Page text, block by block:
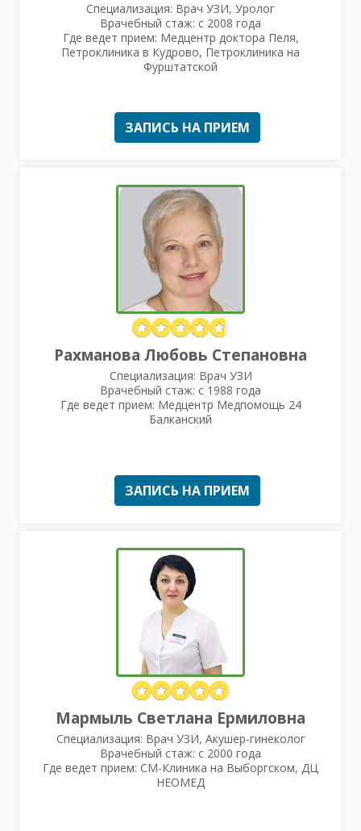
Специализация: Врач УЗИ, Уролог
Врачебный стаж: с 2008 года
Где ведет прием: Медцентр доктора Пеля,
Петроклиника в Кудрово, Петроклиника на
Фурштатской
ЗАПИСЬ НА ПРИЕМ
Рахманова Любовь Степановна
Специализация: Врач УЗИ
Врачебный стаж: с 1988 года
Где ведет прием: Медцентр Медпомощь 24
Балканский
ЗАПИСЬ НА ПРИЕМ
Мармыль Светлана Ермиловна
Специализация: Врач УЗИ, Акушер-гинеколог
Врачебный стаж: с 2000 года
Где ведет прием: СМ-Клиника на Выборгском, ДЦ
НЕОМЕД